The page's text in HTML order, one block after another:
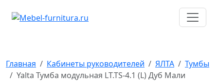
Главная Кабинеты руководителей ЯЛТА
Тумбы
Yalta Тумба модульная LT.TS-4.1 (L) Дуб Мали